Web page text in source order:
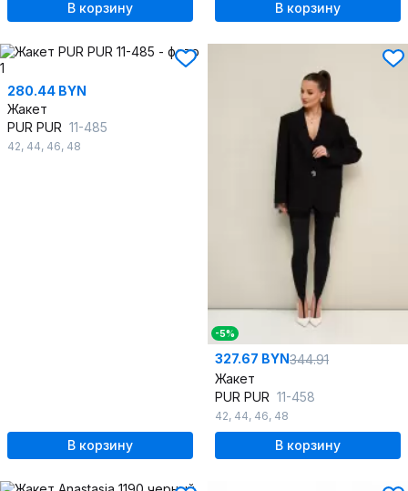
В корзину В корзину
280.44 BYN
Жакет
PUR PUR 11-485
42, 44, 46, 48
В корзину
-5%
327.67 BYN344.91
Жакет
PUR PUR 11-458
42, 44, 46, 48
В корзину